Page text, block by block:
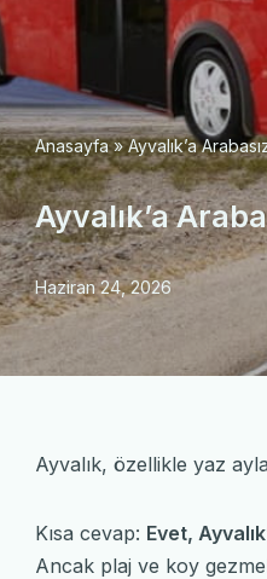
Anasayfa»Ayvalık’a
Ayvalık’a
Haziran 24, 2026
Ayvalık, özellikle yaz
Kısa cevap: Evet,
Ancak plaj ve koy